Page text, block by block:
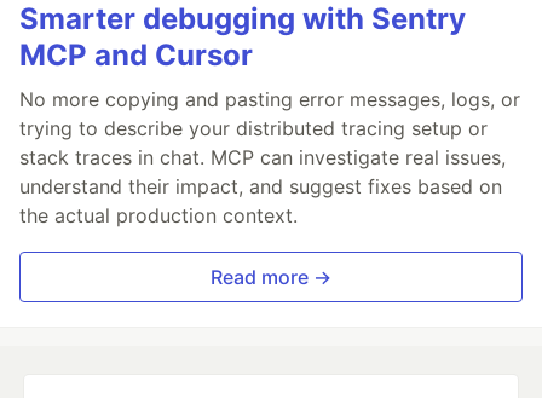
Smarter debugging with Sentry
MCP and Cursor
No more copying and pasting error messages, logs, or
trying to describe your distributed tracing setup or
stack traces in chat. MCP can investigate real issues,
understand their impact, and suggest fixes based on
the actual production context.
Read more →